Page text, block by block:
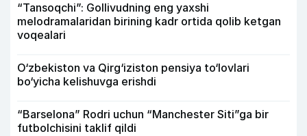
“Tansoqchi”: Gollivudning eng yaxshi
melodramalaridan birining kadr ortida qolib ketgan
voqealari
O‘zbekiston va Qirg‘iziston pensiya to‘lovlari
bo‘yicha kelishuvga erishdi
“Barselona” Rodri uchun “Manchester Siti”ga bir
futbolchisini taklif qildi